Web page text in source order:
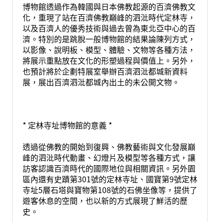
博物館透過作為韓國與日本佛教起源的百濟佛教文
化，重現了站在百濟佛教巔峰的泗沘時代定林寺，
以及百濟人的優秀技術與過去曾為東北亞中心的百
濟。特別的是跳脫一般博物館的結果論陳列方式，
以影像、說明板、模型、體驗、文物等各種方法，
將展示重點放在文化的形塑過程與價值上。另外，
也預計將於企劃特展室舉辦百濟泗沘都城新資料
展，展出百濟泗沘都城內出土的未公開文物。
* 定林寺址博物館的意義 *
透過從佛教的開始到復興、佛教藝術與文化發展巔
峰的泗沘時代動畫、幻燈片及模型等各種方式，讓
訪客認識百濟時代的國際地位與相關資訊。另外園
區內還有史蹟第301號的定林寺址、國寶第9號定林
寺址5層石塔與寶物第108號的石佛坐像等，提供了
遊客休息的空間，也以新的方式展現了鮮活的歷
史。